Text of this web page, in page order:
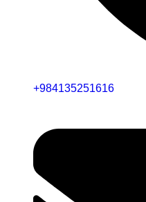
+984135251616